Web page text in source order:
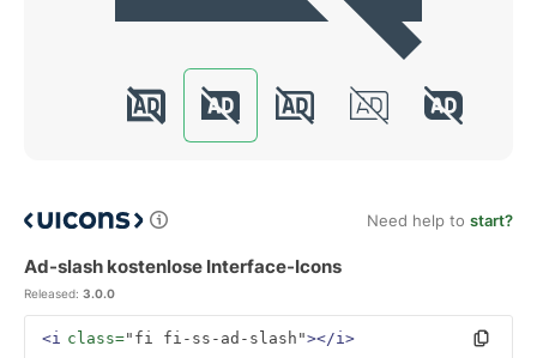
Need help to start?
Ad-slash kostenlose Interface-Icons
Released: 3.0.0
<i class="fi fi-ss-ad-slash"></i>